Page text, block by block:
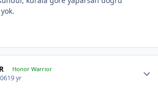
Honor Warrior
19 yr